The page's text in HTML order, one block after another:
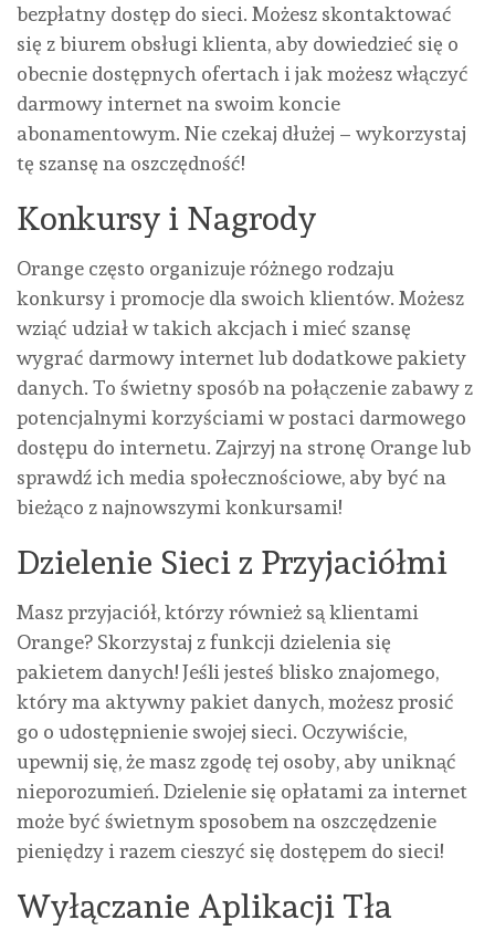
bezpłatny dostęp do sieci. Możesz skontaktować
się z biurem obsługi klienta, aby dowiedzieć się o
obecnie dostępnych ofertach i jak możesz włączyć
darmowy internet na swoim koncie
abonamentowym. Nie czekaj dłużej – wykorzystaj
tę szansę na oszczędność!
Konkursy i Nagrody
Orange często organizuje różnego rodzaju
konkursy i promocje dla swoich klientów. Możesz
wziąć udział w takich akcjach i mieć szansę
wygrać darmowy internet lub dodatkowe pakiety
danych. To świetny sposób na połączenie zabawy z
potencjalnymi korzyściami w postaci darmowego
dostępu do internetu. Zajrzyj na stronę Orange lub
sprawdź ich media społecznościowe, aby być na
bieżąco z najnowszymi konkursami!
Dzielenie Sieci z Przyjaciółmi
Masz przyjaciół, którzy również są klientami
Orange? Skorzystaj z funkcji dzielenia się
pakietem danych! Jeśli jesteś blisko znajomego,
który ma aktywny pakiet danych, możesz prosić
go o udostępnienie swojej sieci. Oczywiście,
upewnij się, że masz zgodę tej osoby, aby uniknąć
nieporozumień. Dzielenie się opłatami za internet
może być świetnym sposobem na oszczędzenie
pieniędzy i razem cieszyć się dostępem do sieci!
Wyłączanie Aplikacji Tła